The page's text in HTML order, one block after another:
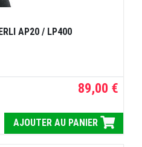
AP20 / LP400
89,00 €
AJOUTER AU PANIER